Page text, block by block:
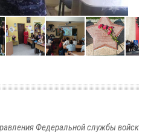
Федеральной службы войск